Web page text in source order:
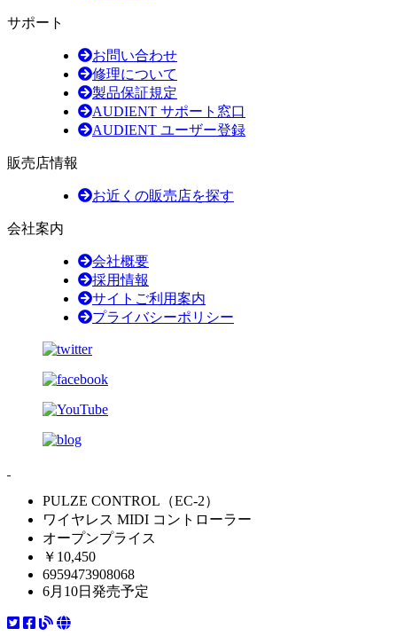
サポート
お問い合わせ
修理について
製品保証規定
AUDIENT サポート窓口
AUDIENT ユーザー登録
販売店情報
お近くの販売店を探す
会社案内
会社概要
採用情報
サイトご利用案内
プライバシーポリシー
PULZE CONTROL（EC-2）
ワイヤレス MIDI コントローラー
オープンプライス
￥10,450
6959473908068
6月10日発売予定